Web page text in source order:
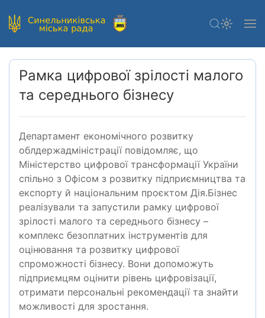
Рамка цифрової зрілості малого
та середнього бізнесу
Департамент економічного розвитку
облдержадміністрації повідомляє, що
Міністерство цифрової трансформації України
спільно з Офісом з розвитку підприємництва та
експорту й національним проєктом Дія.Бізнес
реалізували та запустили рамку цифрової
зрілості малого та середнього бізнесу –
комплекс безоплатних інструментів для
оцінювання та розвитку цифрової
спроможності бізнесу. Вони допоможуть
підприємцям оцінити рівень цифровізації,
отримати персональні рекомендації та знайти
можливості для зростання.